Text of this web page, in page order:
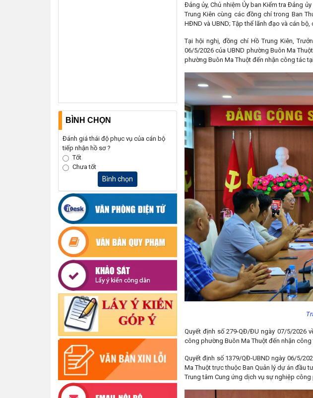
BÌNH CHỌN
Đánh giá thái độ phục vụ của cán bộ
tiếp nhận hồ sơ ?
Tốt
Chưa tốt
Bình chọn
Đảng ủy, Chủ nhiệm Ủy ban Kiểm tra Đảng
Trung Kiên cùng các đồng chí trong Ban
HĐND và UBND; Tập thể lãnh đạo và cán
Tại hội nghị, đồng chí Hồ Trung Kiên,
06/5/2026 của UBND phường Buôn Ma
phường Buôn Ma Thuột đến nhận công tác
Quyết định số 279-QĐ/ĐU ngày 07/5/2026
công phường Buôn Ma Thuột đến nhận
Quyết định số 1379/QĐ-UBND ngày 06/5/
Ma Thuột trực thuộc Ban Quản lý dự án đầu
Trung tâm Cung ứng dịch vụ sự nghiệp